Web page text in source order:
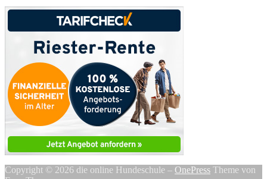
Copyright © 2026 die online Hundeschule – OnePress Theme von